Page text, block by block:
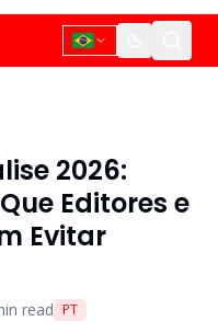
2026:
Editores e
Evitar
read PT